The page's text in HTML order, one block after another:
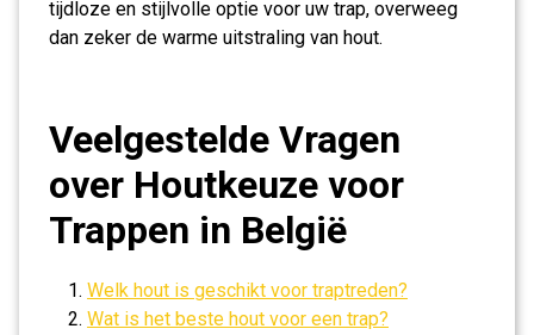
tijdloze en stijlvolle optie voor uw trap, overweeg
dan zeker de warme uitstraling van hout.
Veelgestelde Vragen
over Houtkeuze voor
Trappen in België
Welk hout is geschikt voor traptreden?
Wat is het beste hout voor een trap?